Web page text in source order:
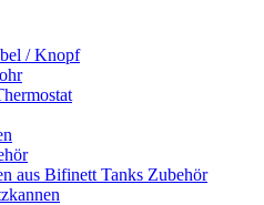
/ Knopf
aus Bifinett Tanks Zubehör